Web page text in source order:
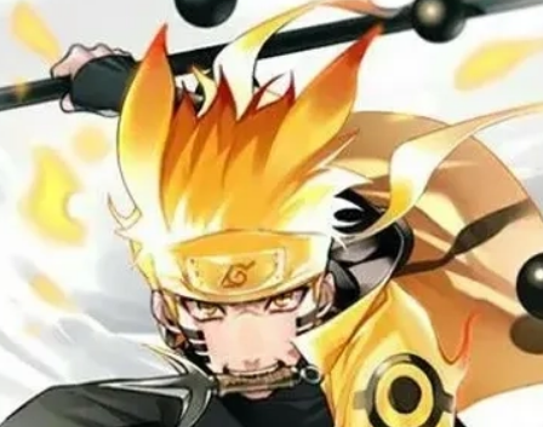
https://issiloo.edu.vn/avatar-naruto